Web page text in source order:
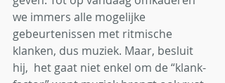
we immers alle mogelijke
gebeurtenissen met ritmische
klanken, dus muziek. Maar, besluit
hij,  het gaat niet enkel om de “klank-